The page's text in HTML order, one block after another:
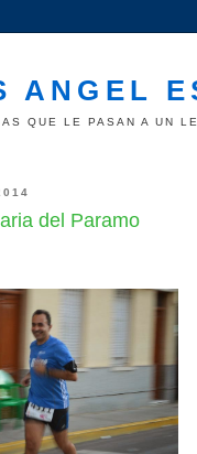
ANGEL
QUE LE PASAN A UN
del Paramo